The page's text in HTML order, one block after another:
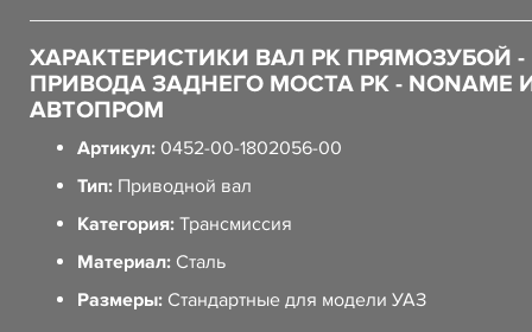
ХАРАКТЕРИСТИКИ ВАЛ РК ПРЯМОЗУБОЙ -
ПРИВОДА ЗАДНЕГО МОСТА РК - NONAME
АВТОПРОМ
Артикул: 0452-00-1802056-00
Тип: Приводной вал
Категория: Трансмиссия
Материал: Сталь
Размеры: Стандартные для модели УАЗ